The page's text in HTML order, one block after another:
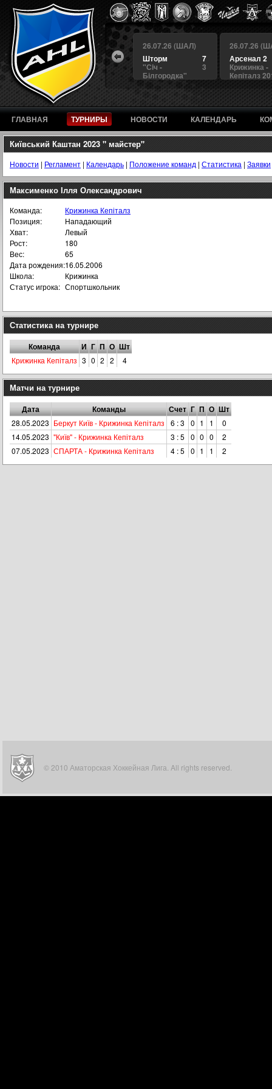
4
4
26.07.26 (ШАЛ)
3
БЕРКУТ
1
Альянс
26.07.26 (ШАЛ)
7
Шторм
3
"Сiч -
Білгородка"
26.07.26
Арсенал 2
Крижинка -
Кепіталз
ГЛАВНАЯ ТУРНИРЫ НОВОСТИ КАЛЕНДАРЬ
Київський Каштан 2023 " майстер"
Новости | Регламент | Календарь | Положение команд | Статистика | Заявки
Максименко Ілля Олександрович
Команда:
Крижинка Кепіталз
Позиция:
Нападающий
Хват:
Левый
Рост:
180
Вес:
65
Дата рождения:16.05.2006
Школа:
Крижинка
Статус игрока: Спортшкольник
Статистика на турнире
Команда И Г П О Шт
Крижинка Кепіталз 3 0 2 2 4
Матчи на турнире
Дата Команды Счет Г П О Шт
28.05.2023 Беркут Київ - Крижинка Кепіталз 6 : 3 0 1 1
0
14.05.2023 "Київ" - Крижинка Кепіталз 3 : 5 0 0 0
2
07.05.2023 СПАРТА - Крижинка Кепіталз 4 : 5 0 1 1 2
© 2010 Аматорская Хоккейная Лига. All rights reserved.